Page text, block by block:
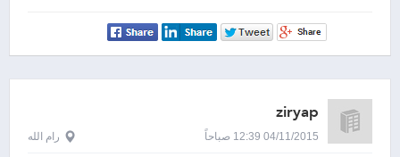
ziryap
04/11/2015 12:39 صباحاً رام الله